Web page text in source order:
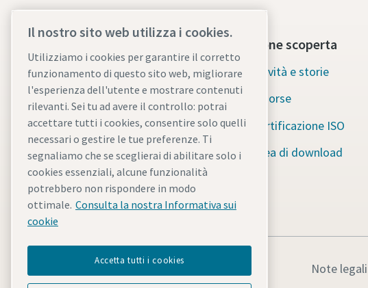
Supporto di emergenza 24 ore su
24, 7 giorni su 7
I nostri servizi
Flotta
Settore industriale
Perché il noleggio?
Sezione scoperta
Novità e storie
Risorse
Certificazione ISO
Area di download
Note
Il nostro sito web utilizza i cookies.
Utilizziamo i cookies per garantire il corretto
funzionamento di questo sito web, migliorare
l'esperienza dell'utente e mostrare contenuti
rilevanti. Sei tu ad avere il controllo: potrai
accettare tutti i cookies, consentire solo quelli
necessari o gestire le tue preferenze. Ti
segnaliamo che se sceglierai di abilitare solo i
cookies essenziali, alcune funzionalità
potrebbero non rispondere in modo
ottimale. Consulta la nostra Informativa sui
cookie
Accetta tutti i cookies